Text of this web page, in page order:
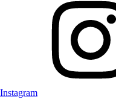
Instagram